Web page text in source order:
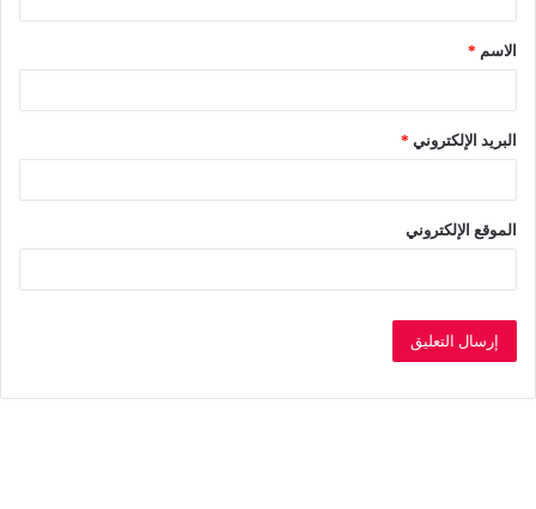
ق
*
الاسم *
البريد الإلكتروني *
الموقع الإلكتروني